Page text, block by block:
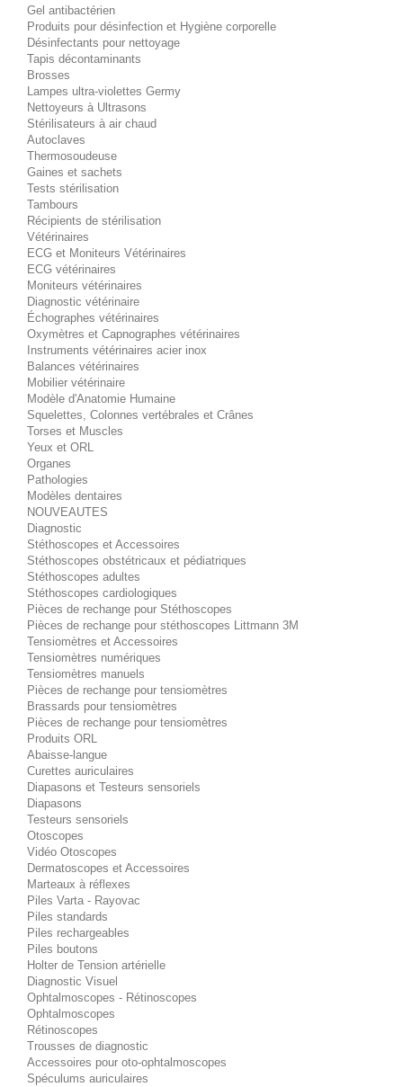
Gel antibactérien
Produits pour désinfection et Hygiène corporelle
Désinfectants pour nettoyage
Tapis décontaminants
Brosses
Lampes ultra-violettes Germy
Nettoyeurs à Ultrasons
Stérilisateurs à air chaud
Autoclaves
Thermosoudeuse
Gaines et sachets
Tests stérilisation
Tambours
Récipients de stérilisation
Vétérinaires
ECG et Moniteurs Vétérinaires
ECG vétérinaires
Moniteurs vétérinaires
Diagnostic vétérinaire
Échographes vétérinaires
Oxymètres et Capnographes vétérinaires
Instruments vétérinaires acier inox
Balances vétérinaires
Mobilier vétérinaire
Modèle d'Anatomie Humaine
Squelettes, Colonnes vertébrales et Crânes
Torses et Muscles
Yeux et ORL
Organes
Pathologies
Modèles dentaires
NOUVEAUTES
Diagnostic
Stéthoscopes et Accessoires
Stéthoscopes obstétricaux et pédiatriques
Stéthoscopes adultes
Stéthoscopes cardiologiques
Pièces de rechange pour Stéthoscopes
Pièces de rechange pour stéthoscopes Littmann 3M
Tensiomètres et Accessoires
Tensiomètres numériques
Tensiomètres manuels
Pièces de rechange pour tensiomètres
Brassards pour tensiomètres
Pièces de rechange pour tensiomètres
Produits ORL
Abaisse-langue
Curettes auriculaires
Diapasons et Testeurs sensoriels
Diapasons
Testeurs sensoriels
Otoscopes
Vidéo Otoscopes
Dermatoscopes et Accessoires
Marteaux à réflexes
Piles Varta - Rayovac
Piles standards
Piles rechargeables
Piles boutons
Holter de Tension artérielle
Diagnostic Visuel
Ophtalmoscopes - Rétinoscopes
Ophtalmoscopes
Rétinoscopes
Trousses de diagnostic
Accessoires pour oto-ophtalmoscopes
Spéculums auriculaires